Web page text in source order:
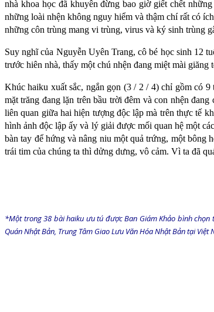
nhà khoa học đã khuyên đừng bao giờ giết chết
những loài nhện không nguy hiểm và thậm chí rất có
những côn trùng mang vi trùng, virus và ký sinh trùng
Suy nghĩ của Nguyễn Uyên Trang, cô bé học sinh 12
trước hiên nhà, thấy một chú nhện đang miệt mài
Khúc haiku xuất sắc, ngắn gọn (3 / 2 / 4) chỉ gồm có
mặt trăng đang lặn trên bầu trời đêm và con nhện
liên quan giữa hai hiện tượng độc lập mà trên thực tế
hình ảnh độc lập ấy và lý giải được mối quan hệ một
bàn tay để hứng và nâng niu một quả trứng, một bông
trái tim của chúng ta thì dửng dưng, vô cảm. Vì ta đã
*Một trong 38 bài haiku ưu tú được Ban Giám Khảo bình chọn
Quán Nhật Bản, Trung Tâm Giao Lưu Văn Hóa Nhật Bản tại Việt